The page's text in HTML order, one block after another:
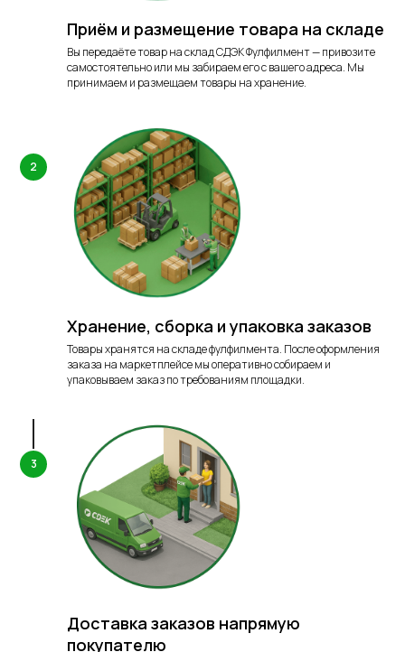
Приём и размещение товара на складе
Вы передаёте товар на склад СДЭК Фулфилмент — привозите
самостоятельно или мы забираем его с вашего адреса. Мы
принимаем и размещаем товары на хранение.
Хранение, сборка и упаковка заказов
Товары хранятся на складе фулфилмента. После оформления
заказа на маркетплейсе мы оперативно собираем и
упаковываем заказ по требованиям площадки.
Доставка заказов напрямую
покупателю
Сборка первой единицы
13 руб.
Сборка каждой
последующей единицы
80/120 руб.
Приемка единицы товара